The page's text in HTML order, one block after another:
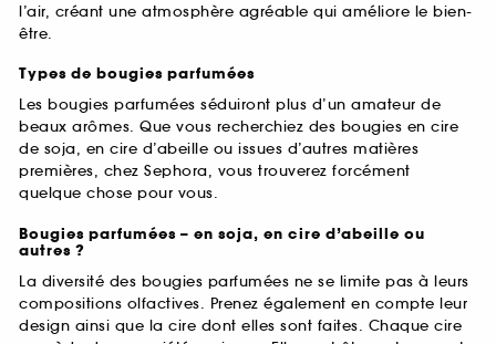
l’air, créant une atmosphère agréable qui améliore le bien-
être.
Types de bougies parfumées
Les bougies parfumées séduiront plus d’un amateur de
beaux arômes. Que vous recherchiez des bougies en cire
de soja, en cire d’abeille ou issues d’autres matières
premières, chez Sephora, vous trouverez forcément
quelque chose pour vous.
Bougies parfumées – en soja, en cire d’abeille ou
autres ?
La diversité des bougies parfumées ne se limite pas à leurs
compositions olfactives. Prenez également en compte leur
design ainsi que la cire dont elles sont faites. Chaque cire